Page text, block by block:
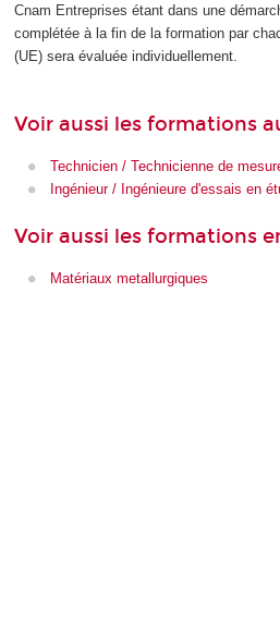
Cnam Entreprises étant dans une
complétée à la fin de la formation par
(UE) sera évaluée individuellement.
Voir aussi les formations
Technicien / Technicienne de
Ingénieur / Ingénieure d'essais en
Voir aussi les formations
Matériaux metallurgiques